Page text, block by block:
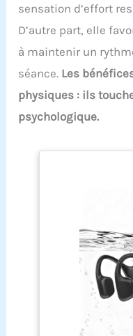
sensation d’effort
D’autre part, elle
à maintenir un
séance. Les
physiques : ils
psychologique.